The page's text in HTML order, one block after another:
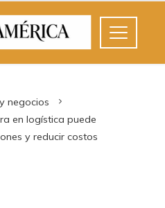
negocios
en logística puede
y reducir costos